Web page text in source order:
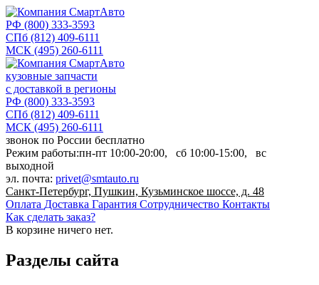
РФ (800) 333-3593
СПб (812) 409-6111
МСК (495) 260-6111
кузовные запчасти
с доставкой в регионы
РФ (800) 333-3593
СПб (812) 409-6111
МСК (495) 260-6111
звонок по России бесплатно
Режим работы:пн-пт 10:00-20:00, сб 10:00-15:00, вс
выходной
эл. почта: privet@smtauto.ru
Санкт-Петербург, Пушкин, Кузьминское шоссе, д. 48
Оплата Доставка Гарантия Сотрудничество Контакты
Как сделать заказ?
В корзине ничего нет.
Разделы сайта